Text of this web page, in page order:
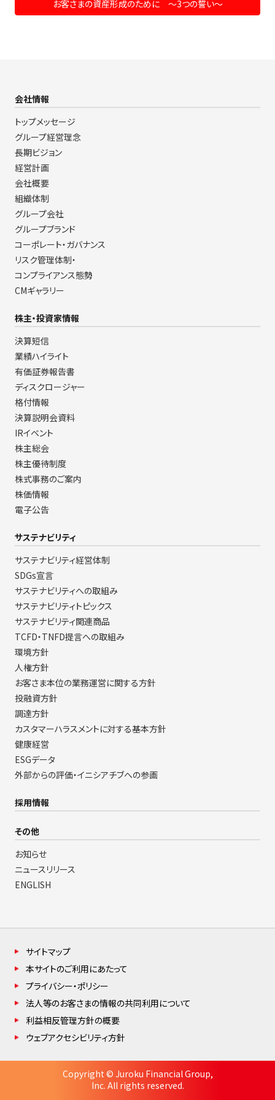
お客さまの資産形成のために ～3つの誓い～
会社情報
トップメッセージ
グループ経営理念
長期ビジョン
経営計画
会社概要
組織体制
グループ会社
グループブランド
コーポレート・ガバナンス
リスク管理体制・
コンプライアンス態勢
CMギャラリー
株主・投資家情報
決算短信
業績ハイライト
有価証券報告書
ディスクロージャー
格付情報
決算説明会資料
IRイベント
株主総会
株主優待制度
株式事務のご案内
株価情報
電子公告
サステナビリティ
サステナビリティ経営体制
SDGs宣言
サステナビリティへの取組み
サステナビリティトピックス
サステナビリティ関連商品
TCFD・TNFD提言への取組み
環境方針
人権方針
お客さま本位の業務運営に関する方針
投融資方針
調達方針
カスタマーハラスメントに対する基本方針
健康経営
ESGデータ
外部からの評価・イニシアチブへの参画
採用情報
その他
お知らせ
ニュースリリース
ENGLISH
サイトマップ
本サイトのご利用にあたって
プライバシー・ポリシー
法人等のお客さまの情報の共同利用について
利益相反管理方針の概要
ウェブアクセシビリティ方針
Copyright © Juroku Financial Group,
Inc. All rights reserved.